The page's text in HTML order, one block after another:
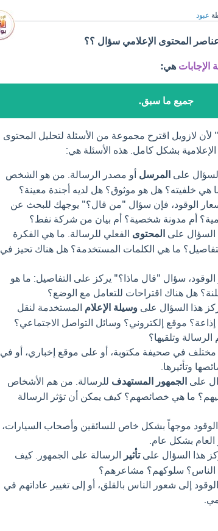
عبود
المحتوى الإعلامي سؤال ؟؟
الإجابات هي:
جميع ما سبق.
لازويل اقترح مجموعة من الأسئلة لتحليل المحتوى
الإعلامية بشكل كامل. هذه الأسئلة هي:
على المرسل أو مصدر الرسالة. من هو الشخص
هي خلفيته؟ هل هو موثوق؟ هل لديه أجندة معينة؟
الوقود، فإن سؤال "من قال؟" يوجهك للبحث عن
أم مدونة شخصية؟ أم بيان من شركة نفط؟
السؤال على المحتوى الفعلي للرسالة. ما هي الفكرة
ما هي الكلمات المستخدمة؟ هل هناك تحيز في
سؤال "قال ماذا؟" يركز على التفاصيل: ما هو
هل هناك اقتراحات للتعامل مع الوضع؟
هذا السؤال على وسيلة الإعلام المستخدمة لنقل
موقع إلكتروني؟ وسائل التواصل الاجتماعي؟
وتلقيها؟
في صحيفة مكتوبة، أو على موقع إخباري، أو في
وتأثيرها.
على الجمهور المستهدف للرسالة. من هم الأشخاص
ما هي خصائصهم؟ كيف يمكن أن تؤثر الرسالة
موجهاً بشكل خاص للسائقين وأصحاب السيارات،
العام بشكل عام.
هذا السؤال علىتأثير الرسالة على الجمهور. كيف
الناس؟ سلوكهم؟ مشاعرهم؟
إلى شعور الناس بالقلق، أو إلى تغيير عاداتهم في